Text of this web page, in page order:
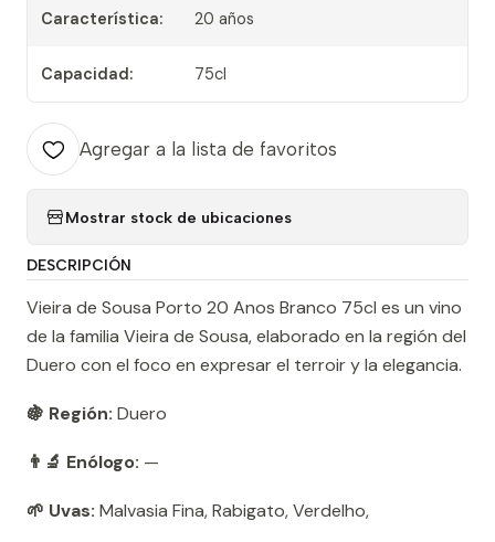
Característica: 20 años
Capacidad: 75cl
Agregar a la lista de favoritos
Mostrar stock de ubicaciones
DESCRIPCIÓN
Vieira de Sousa Porto 20 Anos Branco 75cl es un vino
de la familia Vieira de Sousa, elaborado en la región del
Duero con el foco en expresar el terroir y la elegancia.
🍇 Región: Duero
👨‍🔬 Enólogo: —
🌱 Uvas: Malvasia Fina, Rabigato, Verdelho,